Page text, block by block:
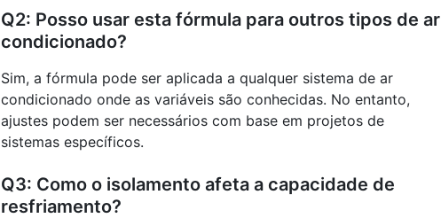
Q2: Posso usar esta fórmula para outros tipos de ar
condicionado?
Sim, a fórmula pode ser aplicada a qualquer sistema de ar
condicionado onde as variáveis ​​são conhecidas. No entanto,
ajustes podem ser necessários com base em projetos de
sistemas específicos.
Q3: Como o isolamento afeta a capacidade de
resfriamento?